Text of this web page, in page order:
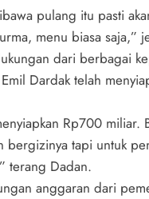
pulang itu pasti
menu biasa saja,”
dari berbagai
Dardak telah
Rp700
bergizinya tapi untuk
terang Dadan.
anggaran dari